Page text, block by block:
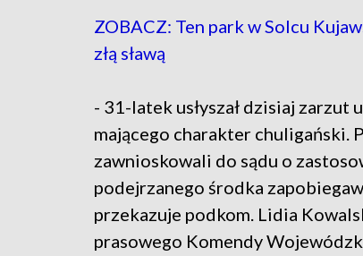
ZOBACZ: Ten park w Solcu
złą sławą
- 31-latek usłyszał dzisiaj zarzut
mającego charakter chuligański.
zawnioskowali do sądu o
podejrzanego środka
przekazuje podkom. Lidia
prasowego Komendy